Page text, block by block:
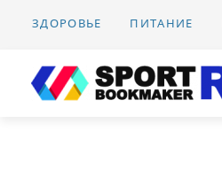
ЗДОРОВЬЕ ПИТАНИЕ